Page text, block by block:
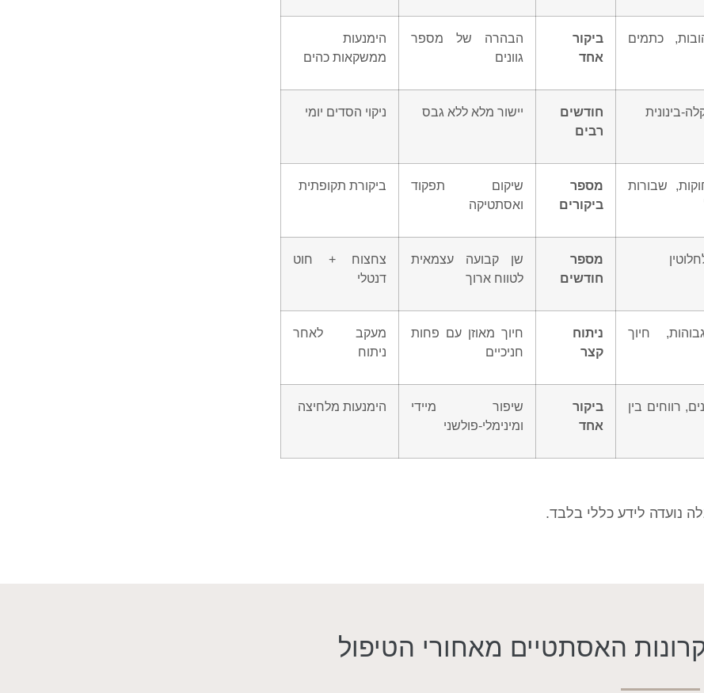
כתמים
ביקור
אחד
הבהרה של מספר
גוונים
הימנעות
ממשקאות כהים
בינונית
חודשים
רבים
יישור מלא ללא גבס ניקוי הסדים יומי
שבורות
מספר
ביקורים
שיקום תפקוד
ואסתטיקה
ביקורת תקופתית
מספר
חודשים
שן קבועה עצמאית
לטווח ארוך
צחצוח + חוט
דנטלי
חיוך
ניתוח
קצר
חיוך מאוזן עם פחות
חניכיים
מעקב לאחר
ניתוח
רווחים בין
ביקור
אחד
שיפור מיידי
ומינימלי-פולשני
הימנעות מלחיצה
נועדה לידע כללי בלבד.
האסתטיים מאחורי הטיפול